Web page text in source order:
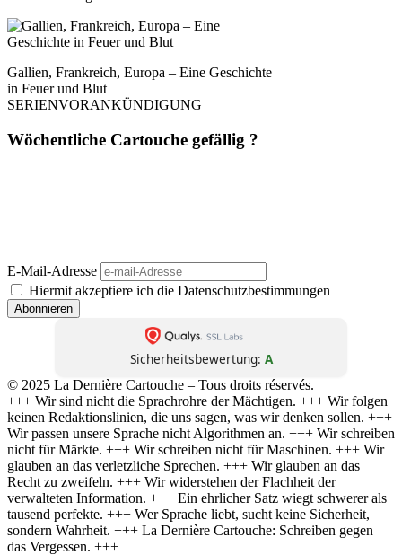
Gallien, Frankreich, Europa – Eine Geschichte
in Feuer und Blut
SERIENVORANKÜNDIGUNG
Wöchentliche Cartouche gefällig ?
E-Mail-Adresse
Hiermit akzeptiere ich die Datenschutzbestimmungen
Sicherheitsbewertung: A
© 2025 La Dernière Cartouche – Tous droits réservés.
+++ Wir sind nicht die Sprachrohre der Mächtigen. +++ Wir folgen
keinen Redaktionslinien, die uns sagen, was wir denken sollen. +++
Wir passen unsere Sprache nicht Algorithmen an. +++ Wir schreiben
nicht für Märkte. +++ Wir schreiben nicht für Maschinen. +++ Wir
glauben an das verletzliche Sprechen. +++ Wir glauben an das
Recht zu zweifeln. +++ Wir widerstehen der Flachheit der
verwalteten Information. +++ Ein ehrlicher Satz wiegt schwerer als
tausend perfekte. +++ Wer Sprache liebt, sucht keine Sicherheit,
sondern Wahrheit. +++ La Dernière Cartouche: Schreiben gegen
das Vergessen. +++